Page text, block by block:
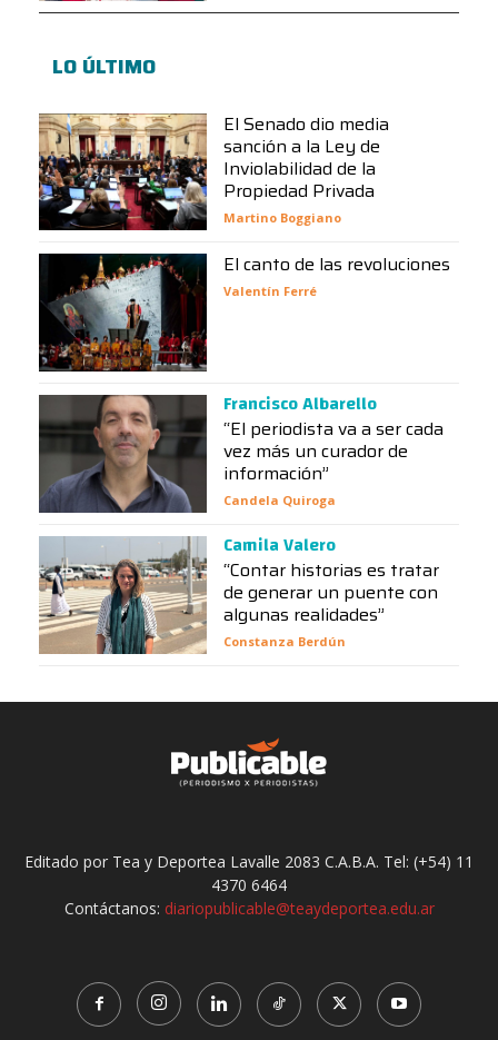
LO ÚLTIMO
El Senado dio media
sanción a la Ley de
Inviolabilidad de la
Propiedad Privada
Martino Boggiano
El canto de las revoluciones
Valentín Ferré
Francisco Albarello
“El periodista va a ser cada
vez más un curador de
información”
Candela Quiroga
Camila Valero
“Contar historias es tratar
de generar un puente con
algunas realidades”
Constanza Berdún
Editado por Tea y Deportea Lavalle 2083 C.A.B.A. Tel: (+54) 11
4370 6464
Contáctanos: diariopublicable@teaydeportea.edu.ar